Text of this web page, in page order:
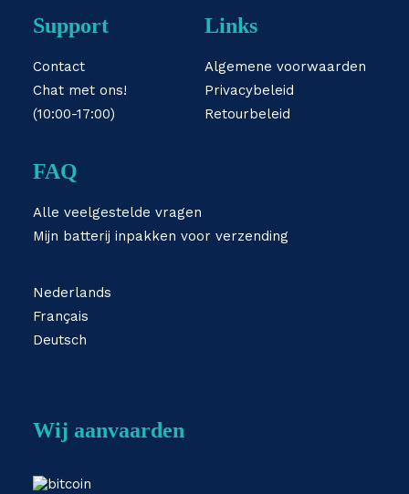
Support
Contact
Chat met ons!
(10:00-17:00)
Links
Algemene voorwaarden
Privacybeleid
Retourbeleid
FAQ
Alle veelgestelde vragen
Mijn batterij inpakken voor verzending
Nederlands
Français
Deutsch
Wij aanvaarden